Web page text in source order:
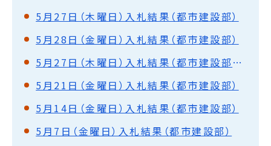
5月27日（木曜日）入札結果（都市建設部）
5月28日（金曜日）入札結果（都市建設部）
5月27日（木曜日）入札結果（都市建設部）落札保留
5月21日（金曜日）入札結果（都市建設部）
5月14日（金曜日）入札結果（都市建設部）
5月7日（金曜日）入札結果（都市建設部）